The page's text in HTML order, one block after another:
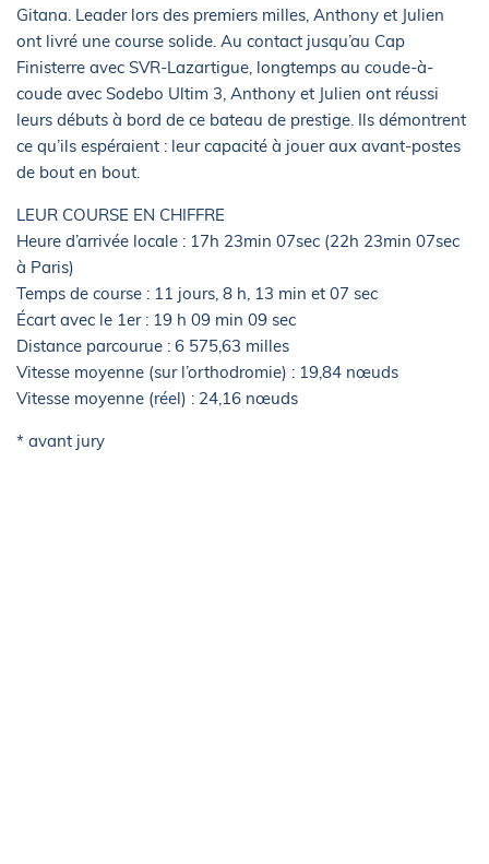
Gitana. Leader lors des premiers milles, Anthony et Julien
ont livré une course solide. Au contact jusqu’au Cap
Finisterre avec SVR-Lazartigue, longtemps au coude-à-
coude avec Sodebo Ultim 3, Anthony et Julien ont réussi
leurs débuts à bord de ce bateau de prestige. Ils démontrent
ce qu’ils espéraient : leur capacité à jouer aux avant-postes
de bout en bout.
LEUR COURSE EN CHIFFRE
Heure d’arrivée locale : 17h 23min 07sec (22h 23min 07sec
à Paris)
Temps de course : 11 jours, 8 h, 13 min et 07 sec
Écart avec le 1er : 19 h 09 min 09 sec
Distance parcourue : 6 575,63 milles
Vitesse moyenne (sur l’orthodromie) : 19,84 nœuds
Vitesse moyenne (réel) : 24,16 nœuds
* avant jury